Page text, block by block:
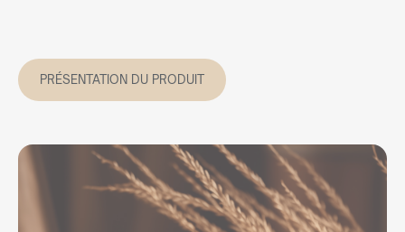
PRÉSENTATION DU PRODUIT